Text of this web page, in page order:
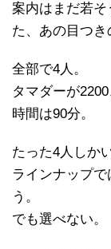
案内はまだ若
た、あの目つき
全部で4人。
タマダーが
時間は90分。
たった4人しか
ラインナップ
う。
でも選べない。